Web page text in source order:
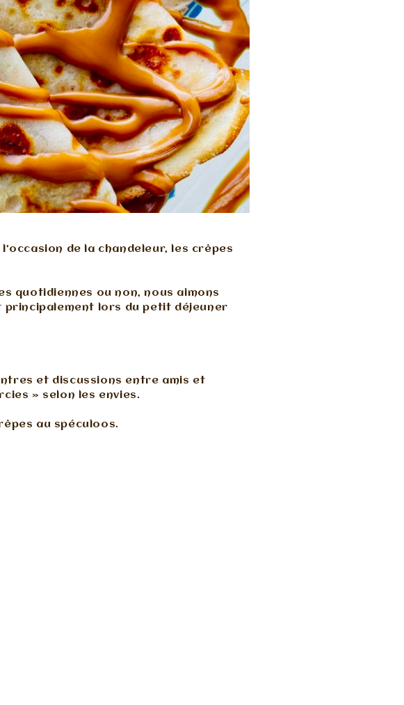
de la chandeleur, les crêpes
quotidiennes ou non, nous aimons
lors du petit déjeuner
et discussions entre amis et
» selon les envies.
au spéculoos.